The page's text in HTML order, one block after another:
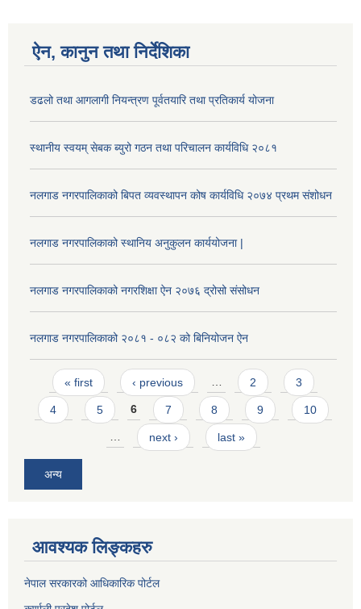
ऐन, कानुन तथा निर्देशिका
डढलो तथा आगलागी नियन्त्रण पूर्वतयारि तथा प्रतिकार्य योजना
स्थानीय स्वयम् सेबक ब्युरो गठन तथा परिचालन कार्यविधि २०८१
नलगाड नगरपालिकाको बिपत व्यवस्थापन कोष कार्यविधि २०७४ प्रथम संशोधन
नलगाड नगरपालिकाको स्थानिय अनुकुलन कार्ययोजना |
नलगाड नगरपालिकाको नगरशिक्षा ऐन २०७६ द्रोसो संसोधन
नलगाड नगरपालिकाको २०८१ - ०८२ को बिनियोजन ऐन
Pages
« first ‹ previous … 2 3
4 5 6 7 8 9 10
… next › last »
अन्य
आवश्यक लिङ्कहरु
नेपाल सरकारको आधिकारिक पोर्टल